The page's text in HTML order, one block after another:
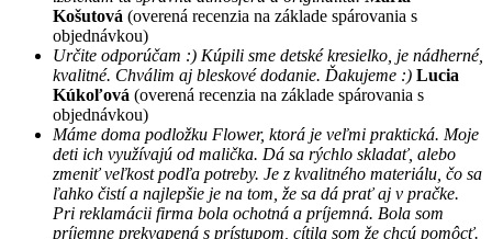
Košutová (overená recenzia na základe spárovania s
objednávkou)
Určite odporúčam :) Kúpili sme detské kresielko, je nádherné,
kvalitné. Chválim aj bleskové dodanie. Ďakujeme :) Lucia
Kúkoľová (overená recenzia na základe spárovania s
objednávkou)
Máme doma podložku Flower, ktorá je veľmi praktická. Moje
deti ich využívajú od malička. Dá sa rýchlo skladať, alebo
zmeniť veľkost podľa potreby. Je z kvalitného materiálu, čo sa
ľahko čistí a najlepšie je na tom, že sa dá prať aj v pračke.
Pri reklamácii firma bola ochotná a príjemná. Bola som
príjemne prekvapená s prístupom, cítila som že chcú pomôcť.